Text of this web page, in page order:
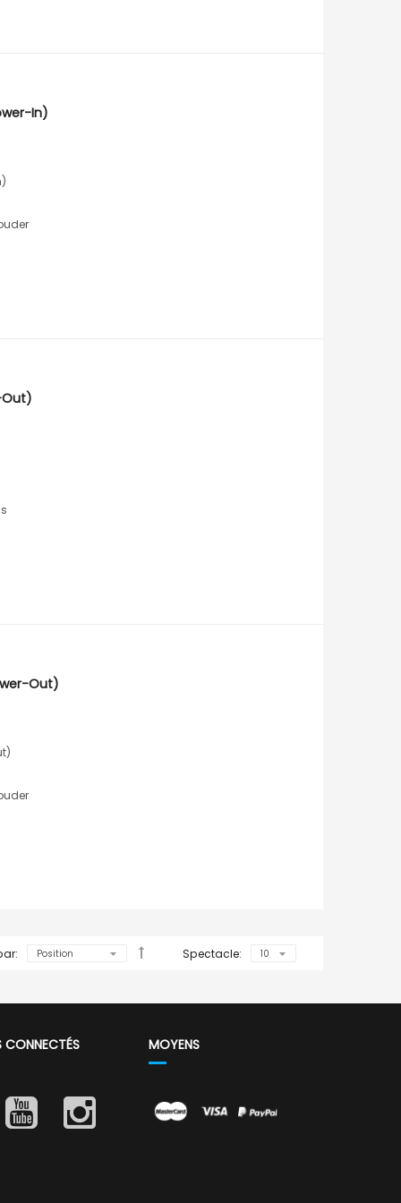
In)
Out)
Out)
Spectacle:
CONNECTÉS MOYENS